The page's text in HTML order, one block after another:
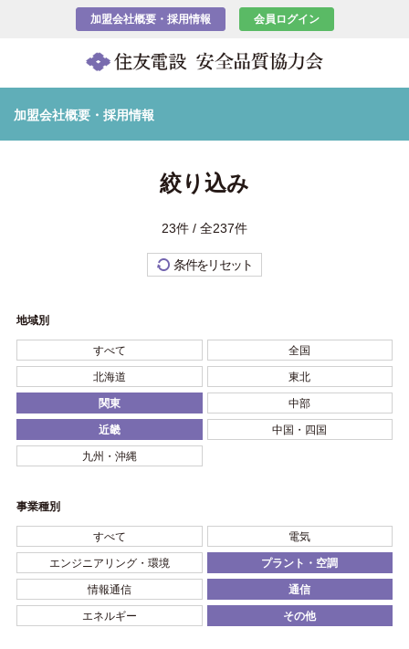
加盟会社概要・採用情報 会員ログイン
加盟会社概要・採用情報
絞り込み
23件 / 全237件
条件をリセット
地域別
すべて 全国
北海道 東北
関東 中部
近畿 中国・四国
九州・沖縄
事業種別
すべて 電気
エンジニアリング・環境 プラント・空調
情報通信 通信
エネルギー その他